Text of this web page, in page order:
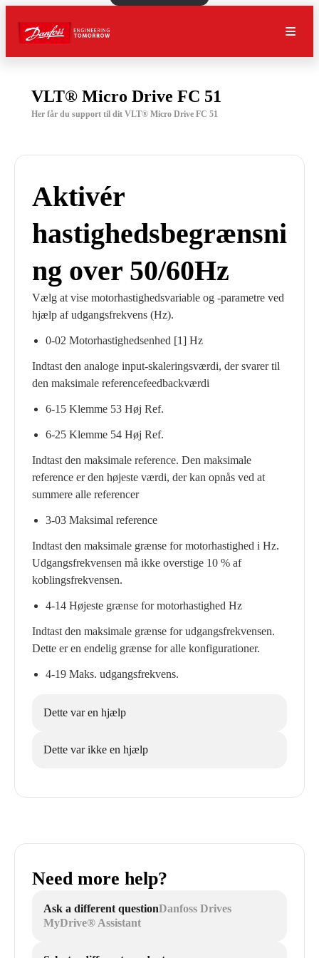
VLT® Micro Drive FC 51
Her får du support til dit VLT® Micro Drive FC 51
Aktivér
hastighedsbegrænsni
ng over 50/60Hz
Vælg at vise motorhastighedsvariable og -parametre ved
hjælp af udgangsfrekvens (Hz).
0-02 Motorhastighedsenhed [1] Hz
Indtast den analoge input-skaleringsværdi, der svarer til
den maksimale referencefeedbackværdi
6-15 Klemme 53 Høj Ref.
6-25 Klemme 54 Høj Ref.
Indtast den maksimale reference. Den maksimale
reference er den højeste værdi, der kan opnås ved at
summere alle referencer
3-03 Maksimal reference
Indtast den maksimale grænse for motorhastighed i Hz.
Udgangsfrekvensen må ikke overstige 10 % af
koblingsfrekvensen.
4-14 Højeste grænse for motorhastighed Hz
Indtast den maksimale grænse for udgangsfrekvensen.
Dette er en endelig grænse for alle konfigurationer.
4-19 Maks. udgangsfrekvens.
Dette var en hjælp
Dette var ikke en hjælp
Need more help?
Ask a different questionDanfoss Drives
MyDrive® Assistant